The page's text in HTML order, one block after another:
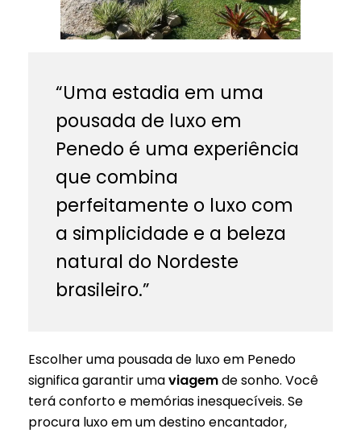
“Uma estadia em uma
pousada de luxo em
Penedo é uma experiência
que combina
perfeitamente o luxo com
a simplicidade e a beleza
natural do Nordeste
brasileiro.”
Escolher uma pousada de luxo em Penedo
significa garantir umaviagemde sonho. Você
terá conforto e memórias inesquecíveis. Se
procura luxo em um destino encantador,